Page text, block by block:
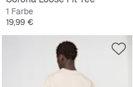
1 Farbe
Preis
19,99 €